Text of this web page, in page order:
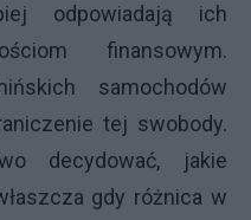
odpowiadają ich
finansowym.
samochodów
tej swobody.
decydować, jakie
gdy różnica w